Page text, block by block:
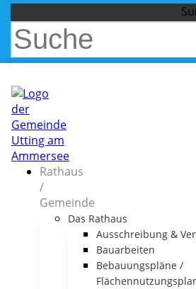
Rathaus
/
Gemeinde
Das Rathaus
Ausschreibung &
Bauarbeiten
Bebauungspläne /